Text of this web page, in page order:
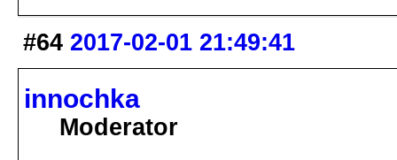
#64 2017-02-01 21:49:41
innochka
Moderator